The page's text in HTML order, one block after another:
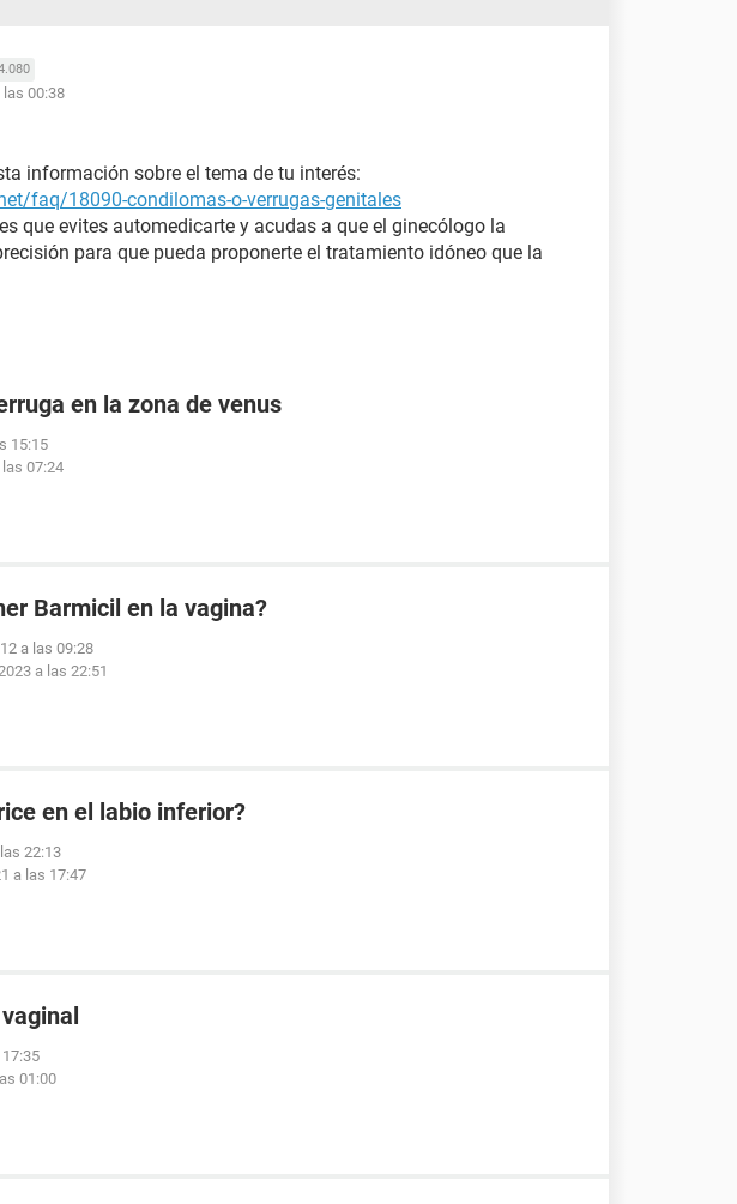
las 00:38
información sobre el tema de tu interés:
faq/18090-condilomas-o-verrugas-genitales
que evites automedicarte y acudas a que el ginecólogo la
para que pueda proponerte el tratamiento idóneo que la
en la zona de venus
15:15
07:24
Barmicil en la vagina?
a las 09:28
a las 22:51
en el labio inferior?
22:13
a las 17:47
01:00